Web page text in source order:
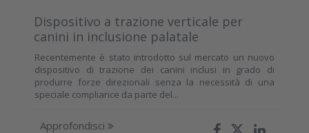
Dispositivo a trazione verticale per
canini in inclusione palatale
Recentemente è stato introdotto sul mercato un nuovo
dispositivo di trazione dei canini inclusi in grado di
produrre forze direzionali senza la necessità di una
speciale compliance da parte del...
Approfondisci